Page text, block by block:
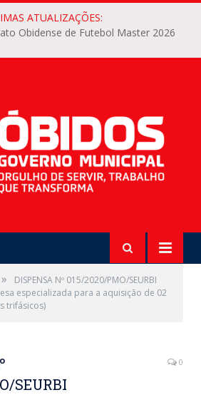
ATUALIZAÇÕES:
Obidense de Futebol Master 2026
»
DISPENSA Nº 015/2020/PMO/SEURBI
especializada para a aquisição de 02
trifásicos)
SEURBI
0